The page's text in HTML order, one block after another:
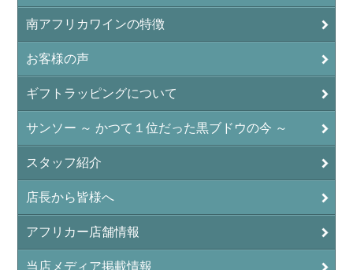
南アフリカワインの特徴
お客様の声
ギフトラッピングについて
サンソー ～ かつて１位だった黒ブドウの今 ～
スタッフ紹介
店長から皆様へ
アフリカー店舗情報
当店メディア掲載情報